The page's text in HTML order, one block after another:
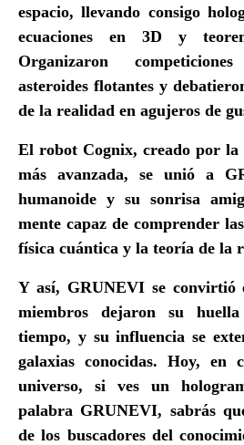
espacio, llevando consigo
ecuaciones en 3D y
Organizaron
asteroides flotantes y
de la realidad en agujeros de
El robot Cognix, creado por
más avanzada, se unió a
humanoide y su sonrisa
mente capaz de comprender
física cuántica y la teoría de la
Y así, GRUNEVI se convirtió
miembros dejaron su
tiempo, y su influencia se
galaxias conocidas. Hoy, en
universo, si ves un
palabra GRUNEVI, sabrás
de los buscadores del